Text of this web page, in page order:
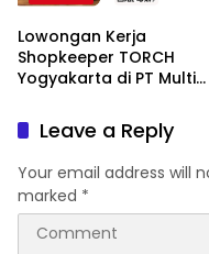
Lowongan Kerja
Shopkeeper TORCH
Yogyakarta di PT Multi
Leave a Reply
Your email address will
marked *